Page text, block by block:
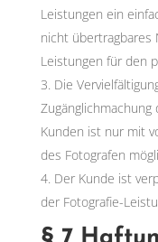
Leistungen ein
nicht übertragbares
Leistungen für den
Die
Kunden ist nur mit
des Fotografen
Der Kunde ist
der Fotografie-